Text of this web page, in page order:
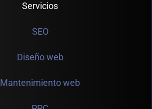
Servicios
SEO
Diseño web
Mantenimiento web